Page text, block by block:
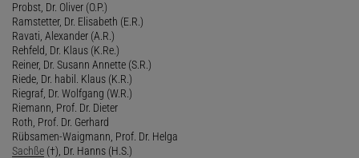
Probst, Dr. Oliver (O.P.)
Ramstetter, Dr. Elisabeth (E.R.)
Ravati, Alexander (A.R.)
Rehfeld, Dr. Klaus (K.Re.)
Reiner, Dr. Susann Annette (S.R.)
Riede, Dr. habil. Klaus (K.R.)
Riegraf, Dr. Wolfgang (W.R.)
Riemann, Prof. Dr. Dieter
Roth, Prof. Dr. Gerhard
Rübsamen-Waigmann, Prof. Dr. Helga
Sachße (†), Dr. Hanns (H.S.)